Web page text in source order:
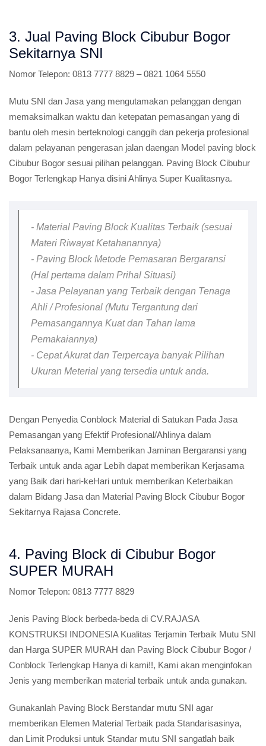
3. Jual Paving Block Cibubur Bogor
Sekitarnya SNI
Nomor Telepon: 0813 7777 8829 – 0821 1064 5550
Mutu SNI dan Jasa yang mengutamakan pelanggan dengan
memaksimalkan waktu dan ketepatan pemasangan yang di
bantu oleh mesin berteknologi canggih dan pekerja profesional
dalam pelayanan pengerasan jalan daengan Model paving block
Cibubur Bogor sesuai pilihan pelanggan. Paving Block Cibubur
Bogor Terlengkap Hanya disini Ahlinya Super Kualitasnya.
- Material Paving Block Kualitas Terbaik (sesuai
Materi Riwayat Ketahanannya)
- Paving Block Metode Pemasaran Bergaransi
(Hal pertama dalam Prihal Situasi)
- Jasa Pelayanan yang Terbaik dengan Tenaga
Ahli / Profesional (Mutu Tergantung dari
Pemasangannya Kuat dan Tahan lama
Pemakaiannya)
- Cepat Akurat dan Terpercaya banyak Pilihan
Ukuran Meterial yang tersedia untuk anda.
Dengan Penyedia Conblock Material di Satukan Pada Jasa
Pemasangan yang Efektif Profesional/Ahlinya dalam
Pelaksanaanya, Kami Memberikan Jaminan Bergaransi yang
Terbaik untuk anda agar Lebih dapat memberikan Kerjasama
yang Baik dari hari-keHari untuk memberikan Keterbaikan
dalam Bidang Jasa dan Material Paving Block Cibubur Bogor
Sekitarnya Rajasa Concrete.
4. Paving Block di Cibubur Bogor
SUPER MURAH
Nomor Telepon: 0813 7777 8829
Jenis Paving Block berbeda-beda di CV.RAJASA
KONSTRUKSI INDONESIA Kualitas Terjamin Terbaik Mutu SNI
dan Harga SUPER MURAH dan Paving Block Cibubur Bogor /
Conblock Terlengkap Hanya di kami!!, Kami akan menginfokan
Jenis yang memberikan material terbaik untuk anda gunakan.
Gunakanlah Paving Block Berstandar mutu SNI agar
memberikan Elemen Material Terbaik pada Standarisasinya,
dan Limit Produksi untuk Standar mutu SNI sangatlah baik